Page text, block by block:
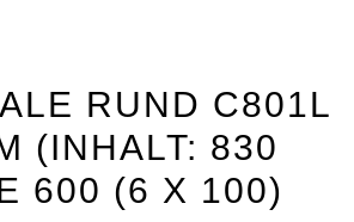
RUND C801L
(INHALT: 830
600 (6 X 100)